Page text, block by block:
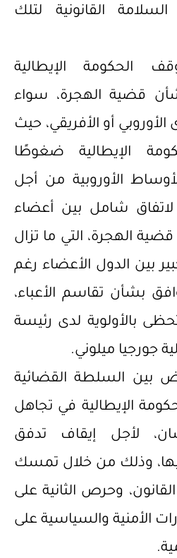
القانونية لتلك
الحكومة الإيطالية
قضية الهجرة، سواء
أو الأفريقي، حيث
الإيطالية ضغوطًا
الأوروبية من أجل
شامل بين أعضاء
الهجرة، التي ما تزال
بين الدول الأعضاء رغم
بشأن تقاسم الأعباء،
بالأولوية لدى رئيسة
جورجيا ميلوني.
بين السلطة القضائية
الإيطالية في تجاهل
لأجل إيقاف تدفق
وذلك من خلال تمسك
القانون، وحرص الثانية على
الأمنية والسياسية على